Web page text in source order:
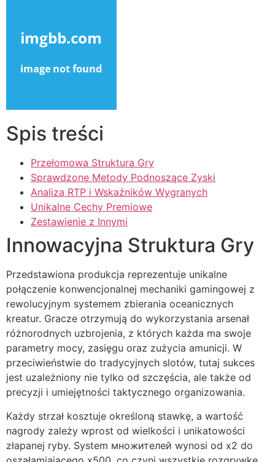
Spis treści
Przełomowa Struktura Gry
Sprawdzone Metody Podnoszące Zyski
Analiza RTP i Wskaźników Wygranych
Unikalne Cechy Premiowe
Zestawienie z Innymi
Innowacyjna Struktura Gry
Przedstawiona produkcja reprezentuje unikalne
połączenie konwencjonalnej mechaniki gamingowej z
rewolucyjnym systemem zbierania oceanicznych
kreatur. Gracze otrzymują do wykorzystania arsenał
różnorodnych uzbrojenia, z których każda ma swoje
parametry mocy, zasięgu oraz zużycia amunicji. W
przeciwieństwie do tradycyjnych slotów, tutaj sukces
jest uzależniony nie tylko od szczęścia, ale także od
precyzji i umiejętności taktycznego organizowania.
Każdy strzał kosztuje określoną stawkę, a wartość
nagrody zależy wprost od wielkości i unikatowości
złapanej ryby. System множителей wynosi od x2 do